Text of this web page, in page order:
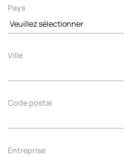
Pays
Ville
Code postal
Entreprise